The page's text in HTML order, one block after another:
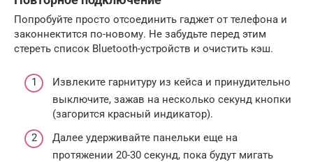
Попробуйте просто отсоединить гаджет от телефона и
законнектится по-новому. Не забудьте перед этим
стереть список Bluetooth-устройств и очистить кэш.
Извлеките гарнитуру из кейса и принудительно
выключите, зажав на несколько секунд кнопки
(загорится красный индикатор).
Далее удерживайте панельки еще на
протяжении 20-30 секунд, пока будут мигать